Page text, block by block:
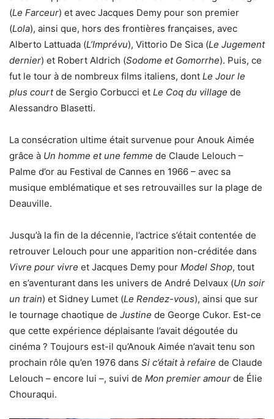
(Le Farceur) et avec Jacques Demy pour son premier
(Lola), ainsi que, hors des frontières françaises, avec
Alberto Lattuada (L’Imprévu), Vittorio De Sica (Le Jugement
dernier) et Robert Aldrich (Sodome et Gomorrhe). Puis, ce
fut le tour à de nombreux films italiens, dont Le Jour le
plus courtde Sergio Corbucci et Le Coq du village de
Alessandro Blasetti.
La consécration ultime était survenue pour Anouk Aimée
grâce à Un homme et une femme de Claude Lelouch –
Palme d’or au Festival de Cannes en 1966 – avec sa
musique emblématique et ses retrouvailles sur la plage de
Deauville.
Jusqu’à la fin de la décennie, l’actrice s’était contentée de
retrouver Lelouch pour une apparition non-créditée dans
Vivre pour vivre et Jacques Demy pour Model Shop, tout
en s’aventurant dans les univers de André Delvaux (Un soir
un train) et Sidney Lumet (Le Rendez-vous), ainsi que sur
le tournage chaotique de Justine de George Cukor. Est-ce
que cette expérience déplaisante l’avait dégoutée du
cinéma ? Toujours est-il qu’Anouk Aimée n’avait tenu son
prochain rôle qu’en 1976 dans Si c’était à refaire de Claude
Lelouch – encore lui –, suivi de Mon premier amour de Élie
Chouraqui.